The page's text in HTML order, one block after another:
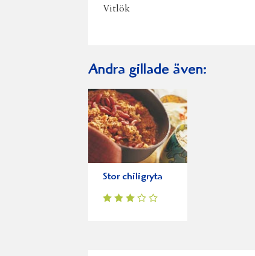
Vitlök
Andra gillade även:
Stor chiligryta